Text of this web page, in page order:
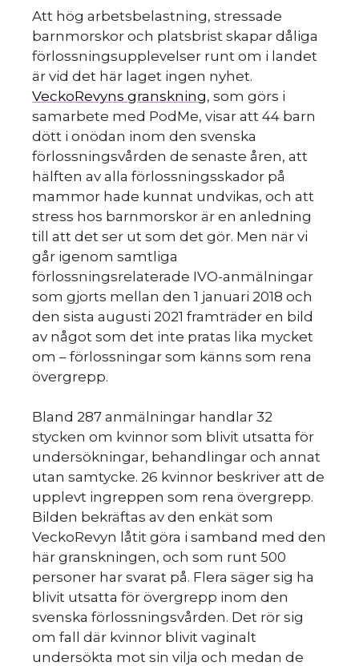
Att hög arbetsbelastning, stressade
barnmorskor och platsbrist skapar dåliga
förlossningsupplevelser runt om i landet
är vid det här laget ingen nyhet.
VeckoRevyns granskning, som görs i
samarbete med PodMe, visar att 44 barn
dött i onödan inom den svenska
förlossningsvården de senaste åren, att
hälften av alla förlossningsskador på
mammor hade kunnat undvikas, och att
stress hos barnmorskor är en anledning
till att det ser ut som det gör. Men när vi
går igenom samtliga
förlossningsrelaterade IVO-anmälningar
som gjorts mellan den 1 januari 2018 och
den sista augusti 2021 framträder en bild
av något som det inte pratas lika mycket
om – förlossningar som känns som rena
övergrepp.
Bland 287 anmälningar handlar 32
stycken om kvinnor som blivit utsatta för
undersökningar, behandlingar och annat
utan samtycke. 26 kvinnor beskriver att de
upplevt ingreppen som rena övergrepp.
Bilden bekräftas av den enkät som
VeckoRevyn låtit göra i samband med den
här granskningen, och som runt 500
personer har svarat på. Flera säger sig ha
blivit utsatta för övergrepp inom den
svenska förlossningsvården. Det rör sig
om fall där kvinnor blivit vaginalt
undersökta mot sin vilja och medan de